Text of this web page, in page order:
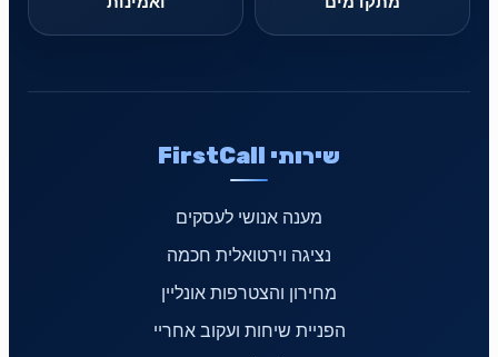
שירותי FirstCall
מענה אנושי לעסקים
נציגה וירטואלית חכמה
מחירון והצטרפות אונליין
הפניית שיחות ועקוב אחריי